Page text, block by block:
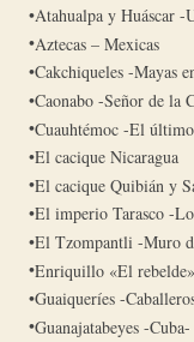
Atahualpa y Huáscar
Aztecas – Mexicas
Cakchiqueles -Mayas
Caonabo -Señor de la
Cuauhtémoc -El
El cacique Nicaragua
El cacique Quibián y
El imperio Tarasco -
El Tzompantli -Muro
Enriquillo «El rebelde»
Guaiqueríes -
Guanajatabeyes -Cuba-